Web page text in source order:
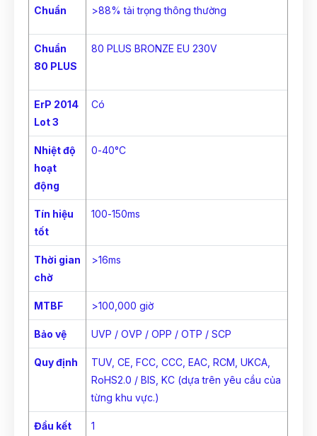
Chuẩn >88% tải trọng thông thường
Chuẩn
80 PLUS
80 PLUS BRONZE EU 230V
ErP 2014
Lot 3
Có
Nhiệt độ
hoạt
động
0-40°C
Tín hiệu
tốt
100-150ms
Thời gian
chờ
>16ms
MTBF >100,000 giờ
Bảo vệ UVP / OVP / OPP / OTP / SCP
Quy định
TUV, CE, FCC, CCC, EAC, RCM, UKCA,
RoHS2.0 / BIS, KC (dựa trên yêu cầu của
từng khu vực.)
Đầu kết
1